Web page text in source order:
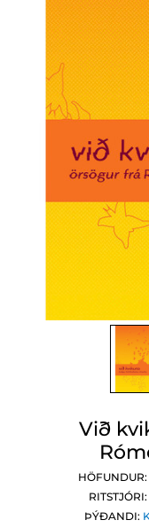
Við
HÖFUNDUR:
RITSTJÓRI:
ÞÝÐANDI: